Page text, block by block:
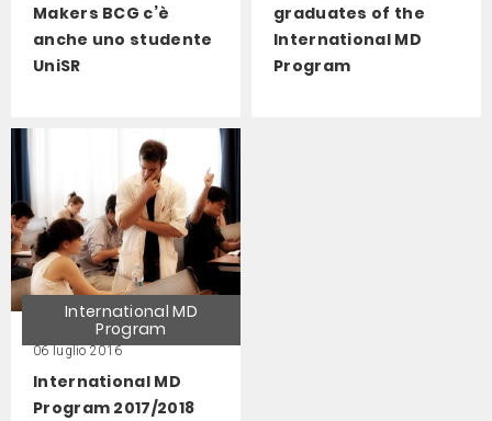
Makers BCG c’è
anche uno studente
UniSR
graduates of the
International MD
Program
International MD
Program
06 luglio 2016
International MD
Program 2017/2018